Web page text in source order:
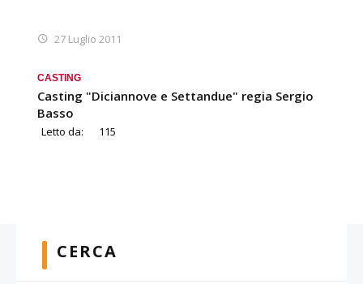
27 Luglio 2011
CASTING
Casting "Diciannove e Settandue" regia Sergio
Basso
Letto da: 115
CERCA